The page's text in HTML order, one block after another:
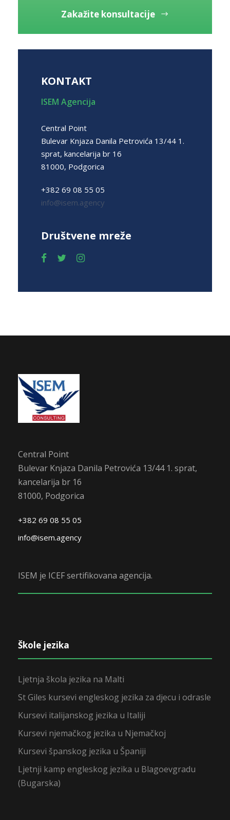
Zakažite konsultacije
KONTAKT
ISEM Agencija
Central Point
Bulevar Knjaza Danila Petrovića 13/44 1.
sprat, kancelarija br 16
81000, Podgorica
+382 69 08 55 05
info@isem.agency
Društvene mreže
Central Point
Bulevar Knjaza Danila Petrovića 13/44 1. sprat,
kancelarija br 16
81000, Podgorica
+382 69 08 55 05
info@isem.agency
ISEM je ICEF sertifikovana agencija.
Škole jezika
Ljetnja škola jezika na Malti
St Giles kursevi engleskog jezika za djecu i odrasle
Kursevi italijanskog jezika u Italiji
Kursevi njemačkog jezika u Njemačkoj
Kursevi španskog jezika u Španiji
Ljetnji kamp engleskog jezika u Blagoevgradu
(Bugarska)